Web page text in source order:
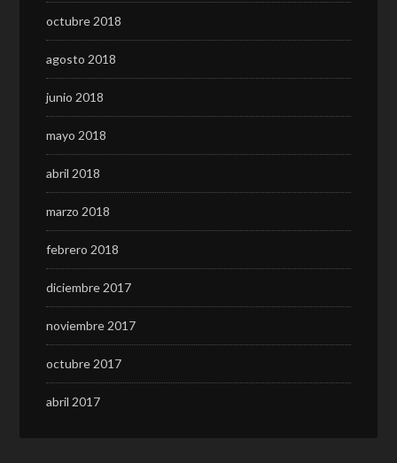
octubre 2018
agosto 2018
junio 2018
mayo 2018
abril 2018
marzo 2018
febrero 2018
diciembre 2017
noviembre 2017
octubre 2017
abril 2017